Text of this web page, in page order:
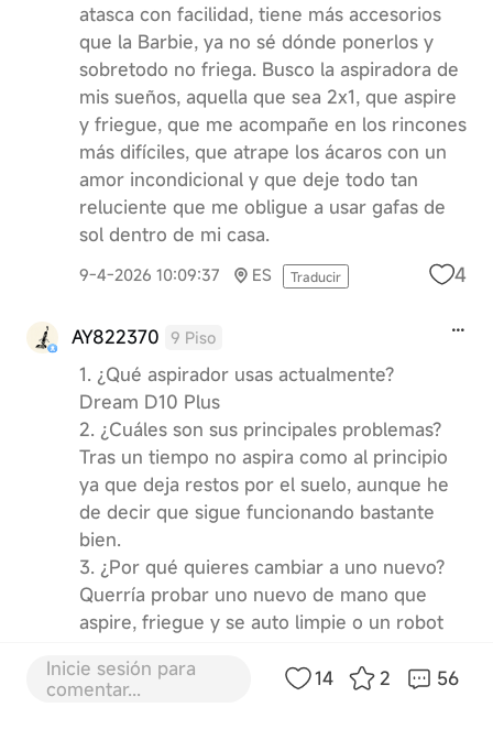
atasca con facilidad, tiene más accesorios
que la Barbie, ya no sé dónde ponerlos y
sobretodo no friega. Busco la aspiradora de
mis sueños, aquella que sea 2x1, que aspire
y friegue, que me acompañe en los rincones
más difíciles, que atrape los ácaros con un
amor incondicional y que deje todo tan
reluciente que me obligue a usar gafas de
sol dentro de mi casa.
9-4-2026 10:09:37 ES Traducir 4
AY822370 9 Piso
1. ¿Qué aspirador usas actualmente?
Dream D10 Plus
2. ¿Cuáles son sus principales problemas?
Tras un tiempo no aspira como al principio
ya que deja restos por el suelo, aunque he
de decir que sigue funcionando bastante
bien.
3. ¿Por qué quieres cambiar a uno nuevo?
Querría probar uno nuevo de mano que
aspire, friegue y se auto limpie o un robot
limpieza.
Inicie sesión para
comentar...
14 2 56